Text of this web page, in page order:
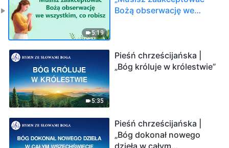
5:19
Bożą obserwację we
5:35
Pieśń chrześcijańska |
„Bóg króluje w królestwie”
Pieśń chrześcijańska |
„Bóg dokonał nowego
dzieła w całym